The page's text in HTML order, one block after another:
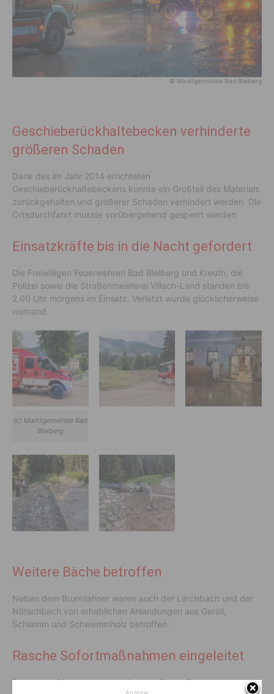
© Marktgemeinde Bad Bleiberg
Geschieberückhaltebecken verhinderte
größeren Schaden
Dank des im Jahr 2014 errichteten
Geschieberückhaltebeckens konnte ein Großteil des Materials
zurückgehalten und größerer Schaden verhindert werden. Die
Ortsdurchfahrt musste vorübergehend gesperrt werden.
Einsatzkräfte bis in die Nacht gefordert
Die Freiwilligen Feuerwehren Bad Bleiberg und Kreuth, die
Polizei sowie die Straßenmeisterei Villach-Land standen bis
2.00 Uhr morgens im Einsatz. Verletzt wurde glücklicherweise
niemand.
(c) Marktgemeinde Bad
Bleiberg
Weitere Bäche betroffen
Neben dem Brunnlahner waren auch der Lärchbach und der
Nötschbach von erheblichen Anlandungen aus Geröll,
Schlamm und Schwemmholz betroffen.
Rasche Sofortmaßnahmen eingeleitet
Bereits am Montag wurden die betroffenen Bereiche
Anzeige